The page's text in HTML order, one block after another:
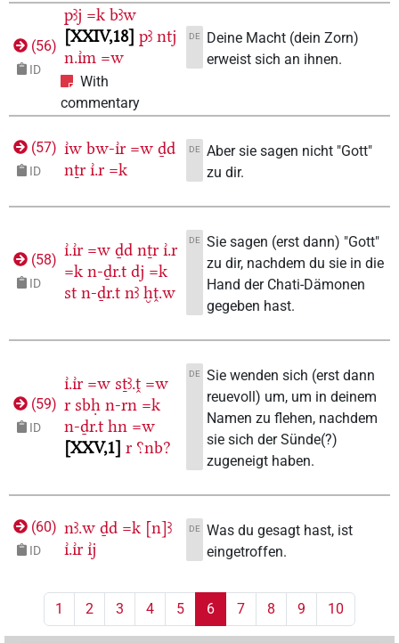
(56)
ID
pꜣj =k bꜣw
XXIV,18 pꜣ ntj
n.ı͗m =w
With
commentary
DE
Deine Macht (dein Zorn)
erweist sich an ihnen.
(57)
ID
ı͗w bw-ı͗r =w ḏd
nṯr ı͗.r =k
DE Aber sie sagen nicht "Gott"
zu dir.
(58)
ID
ı͗.ı͗r =w ḏd nṯr ı͗.r
=k n-ḏr.t dj =k
st n-ḏr.t nꜣ ḫṱ.w
DE Sie sagen (erst dann) "Gott"
zu dir, nachdem du sie in die
Hand der Chati-Dämonen
gegeben hast.
(59)
ID
ı͗.ı͗r =w sṯꜣ.ṱ =w
r sbḥ n-rn =k
n-ḏr.t hn =w
XXV,1 r ⸮nb?
DE Sie wenden sich (erst dann
reuevoll) um, um in deinem
Namen zu flehen, nachdem
sie sich der Sünde(?)
zugeneigt haben.
(60)
ID
nꜣ.w ḏd =k [n]ꜣ
ı͗.ı͗r ı͗j
DE Was du gesagt hast, ist
eingetroffen.
1 2 3 4 5 6 7 8 9 10